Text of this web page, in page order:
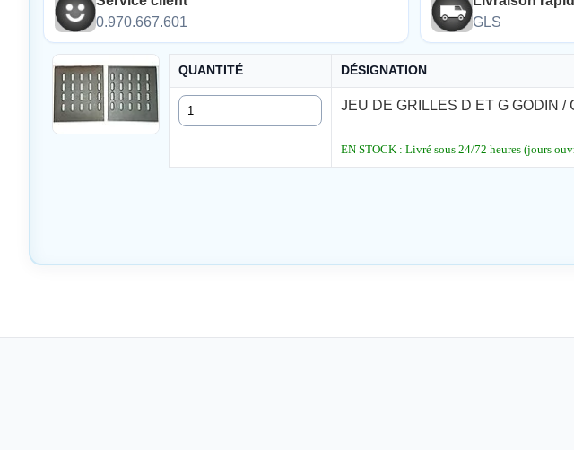
0.970.667.601
GLS
QUANTITÉ DÉSIGNATION
Quantité JEU DE GRILLES D ET G GODIN
EN STOCK : Livré sous 24/72 heures (jours